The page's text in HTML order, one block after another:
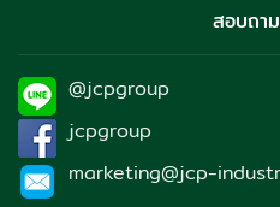
สอบถา
@jcpgroup
jcpgroup
marketing@jcp-